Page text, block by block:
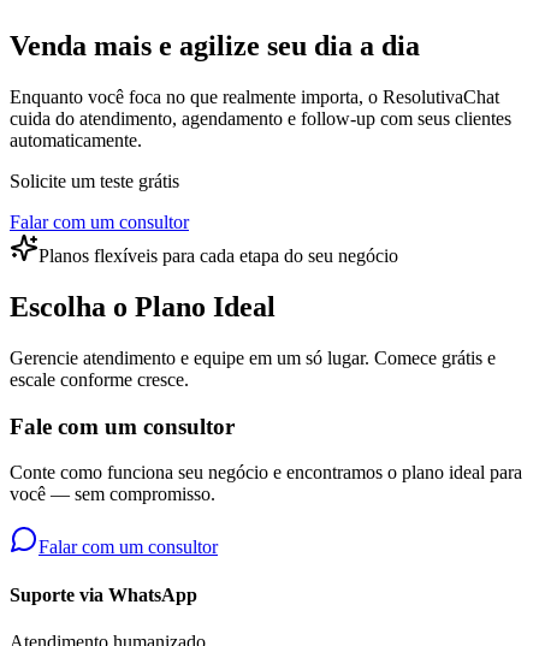
Venda mais e agilize seu dia a dia
Enquanto você foca no que realmente importa, o ResolutivaChat
cuida do atendimento, agendamento e follow-up com seus clientes
automaticamente.
Solicite um teste grátis
Falar com um consultor
Planos flexíveis para cada etapa do seu negócio
Escolha o Plano Ideal
Gerencie atendimento e equipe em um só lugar. Comece grátis e
escale conforme cresce.
Fale com um consultor
Conte como funciona seu negócio e encontramos o plano ideal para
você — sem compromisso.
Falar com um consultor
Suporte via WhatsApp
Atendimento humanizado